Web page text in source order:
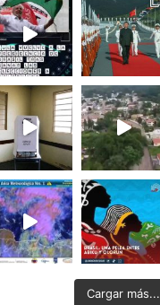
Cargar más...